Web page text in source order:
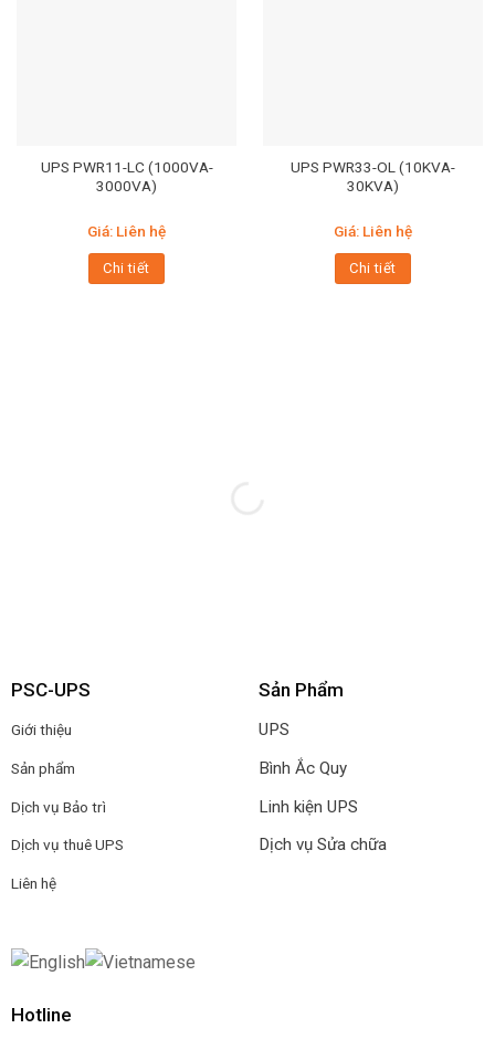
UPS PWR11-LC (1000VA-
3000VA)
Giá: Liên hệ
Chi tiết
UPS PWR33-OL (10KVA-
30KVA)
Giá: Liên hệ
Chi tiết
PSC-UPS
Giới thiệu
Sản phẩm
Dịch vụ Bảo trì
Dịch vụ thuê UPS
Liên hệ
Sản Phẩm
UPS
Bình Ắc Quy
Linh kiện UPS
Dịch vụ Sửa chữa
Hotline